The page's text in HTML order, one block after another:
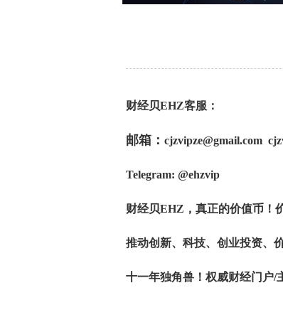
财经贝EHZ客服：
邮箱： cjzvipze@gmail.com
Telegram: @ehzvip
财经贝EHZ，真正的价值币！
推动创新、科技、创业投资、
十一年独角兽！权威财经门户/